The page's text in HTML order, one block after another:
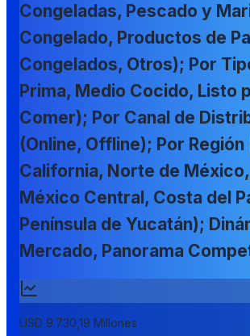
Congeladas, Pescado y
Congelado, Productos de
Congelados, Otros); Por
Prima, Medio Cocido, Listo
Comer); Por Canal de
(Online, Offline); Por Región
California, Norte de México,
México Central, Costa del
Península de Yucatán);
Mercado, Panorama
USD 9.730,19 Millones